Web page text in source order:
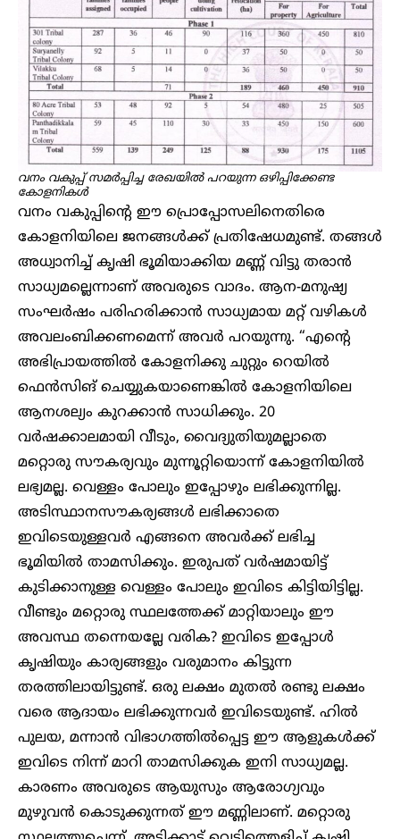
വനം വകുപ്പ് സമർപ്പിച്ച രേഖയിൽ പറയുന്ന ഒഴിപ്പിക്കേണ്ട
കോളനികൾ‌
വനം വകുപ്പിന്റെ ഈ പ്രൊപ്പോസലിനെതിരെ
കോളനിയിലെ ജനങ്ങൾക്ക് പ്രതിഷേധമുണ്ട്. തങ്ങൾ
അധ്വാനിച്ച് കൃഷി ഭൂമിയാക്കിയ മണ്ണ് വിട്ടു തരാൻ
സാധ്യമല്ലെന്നാണ് അവരുടെ വാദം. ആന-മനുഷ്യ
സംഘർഷം പരിഹരിക്കാൻ സാധ്യമായ മറ്റ് വഴികൾ
അവലംബിക്കണമെന്ന് അവർ പറയുന്നു. “എന്റെ
അഭിപ്രായത്തിൽ കോളനിക്കു ചുറ്റും റെയിൽ
ഫെൻസിങ് ചെയ്യുകയാണെങ്കിൽ കോളനിയിലെ
ആനശല്യം കുറക്കാൻ സാധിക്കും. 20
വർഷക്കാലമായി വീടും, വൈദ്യുതിയുമല്ലാതെ
മറ്റൊരു സൗകര്യവും മുന്നൂറ്റിയൊന്ന് കോളനിയിൽ
ലഭ്യമല്ല. വെള്ളം പോലും ഇപ്പോഴും ലഭിക്കുന്നില്ല.
അടിസ്ഥാനസൗകര്യങ്ങൾ ലഭിക്കാതെ
ഇവിടെയുള്ളവർ എങ്ങനെ അവർക്ക് ലഭിച്ച
ഭൂമിയിൽ താമസിക്കും. ഇരുപത് വർഷമായിട്ട്
കുടിക്കാനുള്ള വെള്ളം പോലും ഇവിടെ കിട്ടിയിട്ടില്ല.
വീണ്ടും മറ്റൊരു സ്ഥലത്തേക്ക് മാറ്റിയാലും ഈ
അവസ്ഥ തന്നെയല്ലേ വരിക? ഇവിടെ ഇപ്പോൾ
കൃഷിയും കാര്യങ്ങളും വരുമാനം കിട്ടുന്ന
തരത്തിലായിട്ടുണ്ട്. ഒരു ലക്ഷം മുതൽ രണ്ടു ലക്ഷം
വരെ ആദായം ലഭിക്കുന്നവർ ഇവിടെയുണ്ട്. ഹിൽ
പുലയ, മന്നാൻ വിഭാഗത്തിൽപ്പെട്ട ഈ ആളുകൾക്ക്
ഇവിടെ നിന്ന് മാറി താമസിക്കുക ഇനി സാധ്യമല്ല.
കാരണം അവരുടെ ആയുസും ആരോഗ്യവും
മുഴുവൻ കൊടുക്കുന്നത് ഈ മണ്ണിലാണ്. മറ്റൊരു